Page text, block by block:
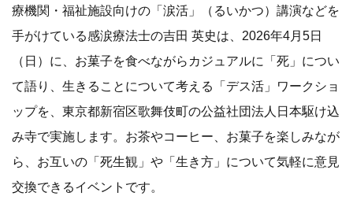
療機関・福祉施設向けの「涙活」（るいかつ）講演などを
手がけている感涙療法士の吉田 英史は、2026年4月5日
（日）に、お菓子を食べながらカジュアルに「死」につい
て語り、生きることについて考える「デス活」ワークショ
ップを、東京都新宿区歌舞伎町の公益社団法人日本駆け込
み寺で実施します。お茶やコーヒー、お菓子を楽しみなが
ら、お互いの「死生観」や「生き方」について気軽に意見
交換できるイベントです。